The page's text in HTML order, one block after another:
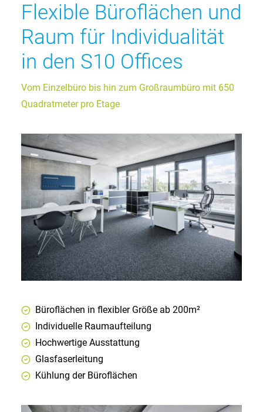
Flexible Büroflächen und
Raum für Individualität
in den S10 Offices
Vom Einzelbüro bis hin zum Großraumbüro mit 650
Quadratmeter pro Etage
Büroflächen in flexibler Größe ab 200m²
Individuelle Raumaufteilung
Hochwertige Ausstattung
Glasfaserleitung
Kühlung der Büroflächen